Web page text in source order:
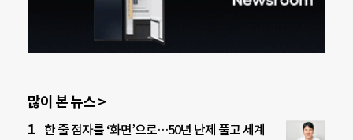
많이 본 뉴스 >
한 줄 점자를 ‘화면’으로…50년 난제 풀고 세계